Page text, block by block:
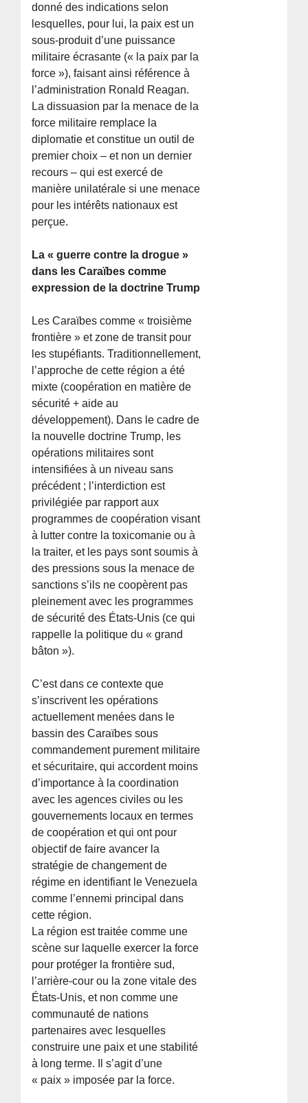
donné des indications selon
lesquelles, pour lui, la paix est un
sous-produit d’une puissance
militaire écrasante (« la paix par la
force »), faisant ainsi référence à
l’administration Ronald Reagan.
La dissuasion par la menace de la
force militaire remplace la
diplomatie et constitue un outil de
premier choix – et non un dernier
recours – qui est exercé de
manière unilatérale si une menace
pour les intérêts nationaux est
perçue.
La « guerre contre la drogue »
dans les Caraïbes comme
expression de la doctrine Trump
Les Caraïbes comme « troisième
frontière » et zone de transit pour
les stupéfiants. Traditionnellement,
l’approche de cette région a été
mixte (coopération en matière de
sécurité + aide au
développement). Dans le cadre de
la nouvelle doctrine Trump, les
opérations militaires sont
intensifiées à un niveau sans
précédent ; l’interdiction est
privilégiée par rapport aux
programmes de coopération visant
à lutter contre la toxicomanie ou à
la traiter, et les pays sont soumis à
des pressions sous la menace de
sanctions s’ils ne coopèrent pas
pleinement avec les programmes
de sécurité des États-Unis (ce qui
rappelle la politique du « grand
bâton »).
C’est dans ce contexte que
s’inscrivent les opérations
actuellement menées dans le
bassin des Caraïbes sous
commandement purement militaire
et sécuritaire, qui accordent moins
d’importance à la coordination
avec les agences civiles ou les
gouvernements locaux en termes
de coopération et qui ont pour
objectif de faire avancer la
stratégie de changement de
régime en identifiant le Venezuela
comme l’ennemi principal dans
cette région.
La région est traitée comme une
scène sur laquelle exercer la force
pour protéger la frontière sud,
l’arrière-cour ou la zone vitale des
États-Unis, et non comme une
communauté de nations
partenaires avec lesquelles
construire une paix et une stabilité
à long terme. Il s’agit d’une
« paix » imposée par la force.